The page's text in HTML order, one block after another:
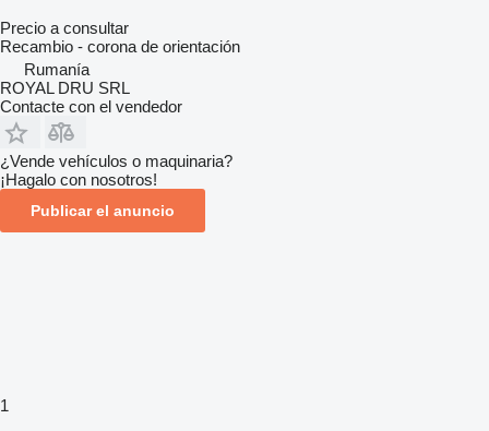
Precio a consultar
Recambio - corona de orientación
Rumanía
ROYAL DRU SRL
Contacte con el vendedor
¿Vende vehículos o maquinaria?
¡Hagalo con nosotros!
Publicar el anuncio
1